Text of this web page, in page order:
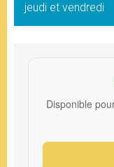
jeudi et vendredi
Disponible